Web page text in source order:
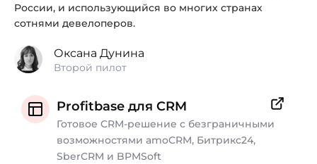
России, и использующийся во многих странах
сотнями девелоперов.
Оксана Дунина
Второй пилот
Profitbase для CRM
Готовое CRM-решение с безграничными
возможностями amoCRM, Битрикс24,
SberCRM и BPMSoft